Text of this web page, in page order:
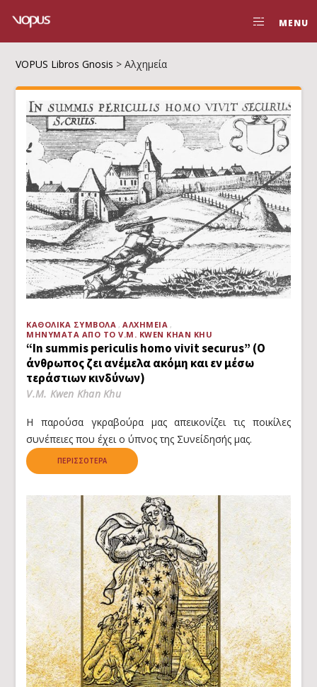
MENU
VOPUS Libros Gnosis >Αλχημεία
ΚΑΘΟΛΙΚΆ ΣΎΜΒΟΛΑ
ΑΛΧΗΜΕΊΑ
ΜΗΝΎΜΑΤΑ ΑΠΌ ΤΟ V.M. KWEN KHAN KHU
“In summis periculis homo vivit securus” (Ο
άνθρωπος ζει ανέμελα ακόμη και εν μέσω
τεράστιων κινδύνων)
V.M. Kwen Khan Khu
Η παρούσα γκραβούρα μας απεικονίζει τις ποικίλες
συνέπειες που έχει ο ύπνος της Συνείδησής μας.
ΠΕΡΙΣΣΌΤΕΡΑ